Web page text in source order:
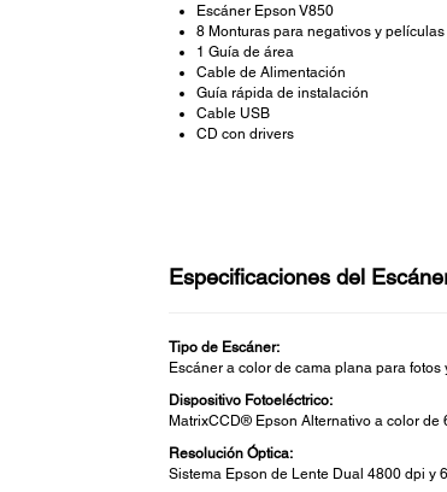
Escáner Epson V850
8 Monturas para negativos y películas
1 Guía de área
Cable de Alimentación
Guía rápida de instalación
Cable USB
CD con drivers
Especificaciones del
Tipo de Escáner:
Escáner a color de cama plana para fotos
Dispositivo Fotoeléctrico:
MatrixCCD® Epson Alternativo a color de
Resolución Óptica:
Sistema Epson de Lente Dual 4800 dpi y